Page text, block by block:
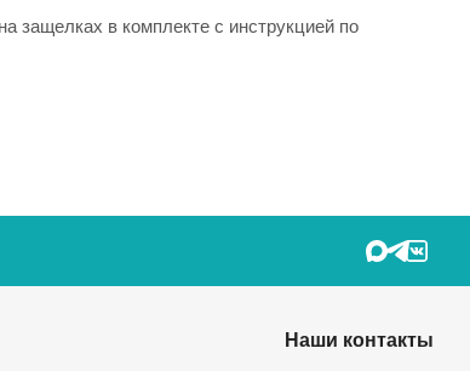
защелках в комплекте с инструкцией по
Наши контакты